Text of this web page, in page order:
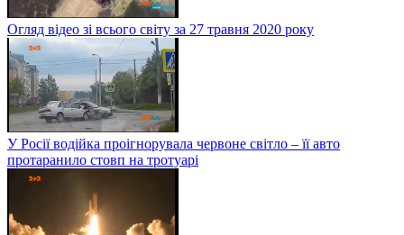
Огляд відео зі всього світу за 27 травня 2020 року
У Росії водійка проігнорувала червоне світло – її авто
протаранило стовп на тротуарі